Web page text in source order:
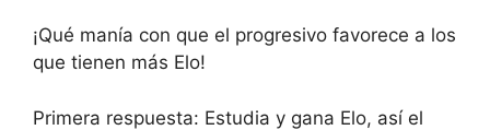
¡Qué manía con que el progresivo favorece a los
que tienen más Elo!
Primera respuesta: Estudia y gana Elo, así el